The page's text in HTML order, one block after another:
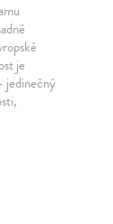
je
jedinečný